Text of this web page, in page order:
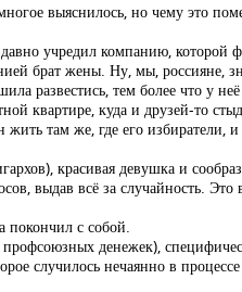
выяснилось, но чему это
учредил компанию, которой
брат жены. Ну, мы, россияне,
развестись, тем более что у
квартире, куда и друзей-то
там же, где его избиратели,
красивая девушка и
выдав всё за случайность.
покончил с собой.
денежек),
случилось нечаянно в